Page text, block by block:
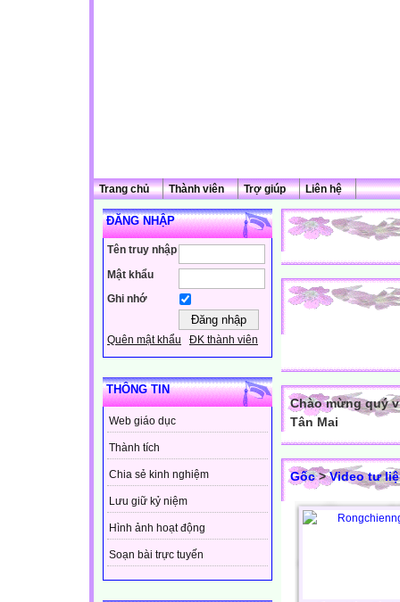
Trang chủ Thành viên Trợ giúp Liên hệ
ĐĂNG NHẬP
Tên truy nhập
Mật khẩu
Ghi nhớ
Quên mật khẩu ĐK thành viên
THÔNG TIN
Web giáo dục
Thành tích
Chia sẻ kinh nghiệm
Lưu giữ kỷ niệm
Hình ảnh hoạt động
Soạn bài trực tuyến
Chào mừng quý
Tân Mai
Gốc>Video tư